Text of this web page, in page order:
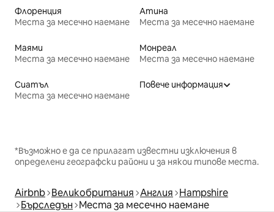
Флоренция
Места за месечно наемане
Атина
Места за месечно наемане
Маями
Места за месечно наемане
Монреал
Места за месечно наемане
Сиатъл
Места за месечно наемане
Повече информация
*Възможно е да се прилагат известни изключения в
определени географски райони и за някои типове места.
Airbnb Великобритания Англия Hampshire
Бърследън Места за месечно наемане